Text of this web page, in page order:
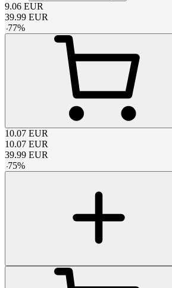
9.06 EUR
39.99 EUR
-77%
10.07 EUR
10.07 EUR
39.99 EUR
-75%